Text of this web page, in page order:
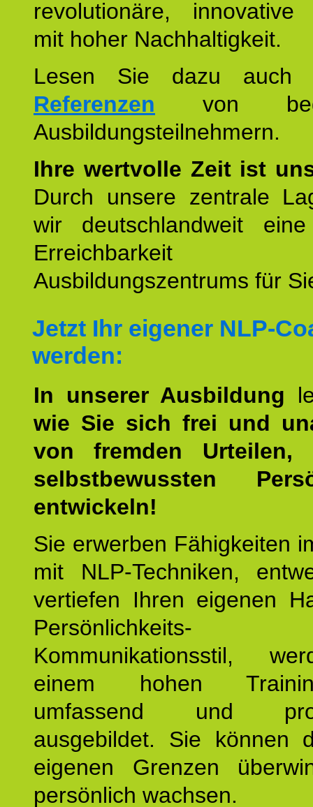
revolutionäre, innovative
mit hoher Nachhaltigkeit.
Lesen Sie dazu
Referenzen von
Ausbildungsteilnehmern.
Ihre wertvolle Zeit ist
Durch unsere zentrale
wir deutschlandweit
Erreichbarkeit
Ausbildungszentrums für
Jetzt Ihr eigener NLP-
werden:
In unserer Ausbildung
wie Sie sich frei und
von fremden Urteilen,
selbstbewussten
entwickeln!
Sie erwerben Fähigkeiten
mit NLP-Techniken,
vertiefen Ihren eigenen
Kommunikationsstil,
einem hohen
umfassend und
ausgebildet. Sie können
eigenen Grenzen
persönlich wachsen.